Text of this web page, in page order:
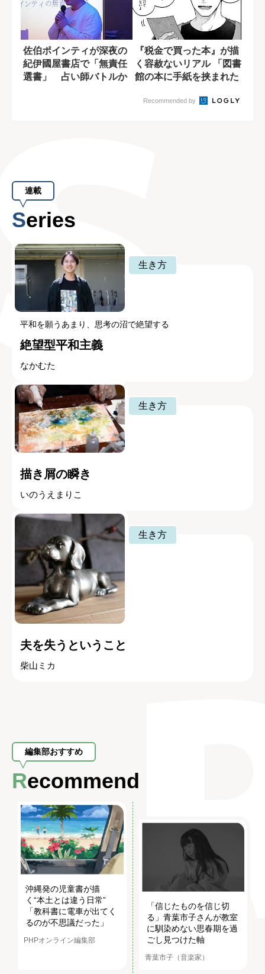
佐伯ポインティが深夜の
紀伊國屋書店で「無責任
選書」 占い師バトルか
『税金で買った本』が描
く容赦ないリアル 「図書
館の本に手紙を挟まれた
Recommended by
連載
Series
生き方
平和を願うあまり、思考の沼で絶望する
絶望型平和主義
なかむた
生き方
描き屑の瞬き
いのうえまりこ
生き方
夫を失うということ
柴山ミカ
編集部おすすめ
Recommend
沖縄発の児童書が描
く“本土とは違う日常”
「教科書に電車が出てく
るのが不思議だった」
PHPオンライン編集部
「信じたものを信じ切
る」青葉市子さんが教室
に馴染めない思春期を過
ごし見つけた軸
青葉市子（音楽家）